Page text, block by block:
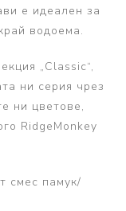
е идеален за
водоема.
„Classic“,
ни серия чрез
ни цветове,
RidgeMonkey
смес памук/